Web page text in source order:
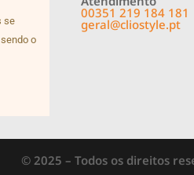
se
o
00351 219 184 181
geral@cliostyle.pt
© 2025 – Todos os direitos